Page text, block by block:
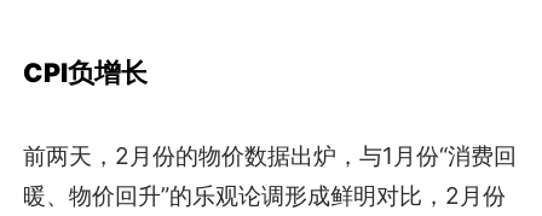
CPI负增长
前两天，2月份的物价数据出炉，与1月份“消费回
暖、物价回升”的乐观论调形成鲜明对比，2月份